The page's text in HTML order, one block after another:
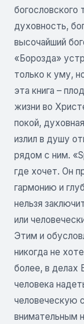
духовность,
высочайший
«Борозда»
только к уму,
эта книга –
жизни во
покой,
излил в душу
рядом с ним.
где хочет. Он
гармонию и
нельзя
или
Этим и
никогда не
более, в делах
человека
человеческую
внимательным